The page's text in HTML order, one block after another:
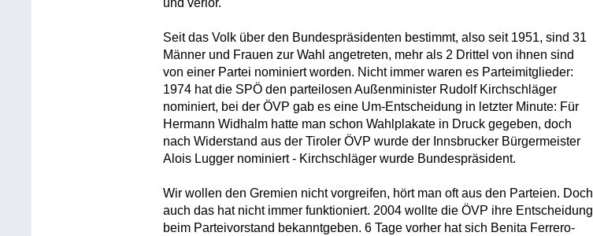
und verlor.
Seit das Volk über den Bundespräsidenten bestimmt, also seit 1951, sind 31
Männer und Frauen zur Wahl angetreten, mehr als 2 Drittel von ihnen sind
von einer Partei nominiert worden. Nicht immer waren es Parteimitglieder:
1974 hat die SPÖ den parteilosen Außenminister Rudolf Kirchschläger
nominiert, bei der ÖVP gab es eine Um-Entscheidung in letzter Minute: Für
Hermann Widhalm hatte man schon Wahlplakate in Druck gegeben, doch
nach Widerstand aus der Tiroler ÖVP wurde der Innsbrucker Bürgermeister
Alois Lugger nominiert - Kirchschläger wurde Bundespräsident.
Wir wollen den Gremien nicht vorgreifen, hört man oft aus den Parteien. Doch
auch das hat nicht immer funktioniert. 2004 wollte die ÖVP ihre Entscheidung
beim Parteivorstand bekanntgeben. 6 Tage vorher hat sich Benita Ferrero-